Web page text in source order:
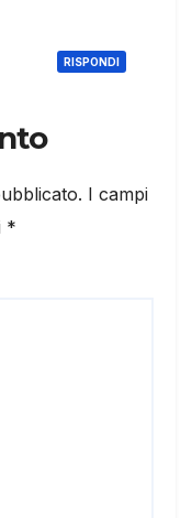
RISPONDI
I campi
*